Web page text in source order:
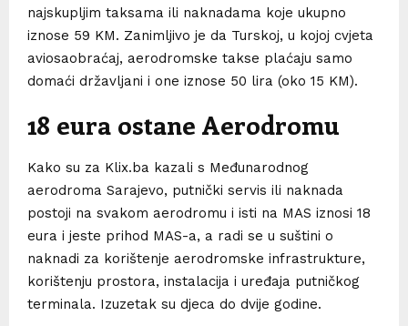
najskupljim taksama ili naknadama koje ukupno
iznose 59 KM. Zanimljivo je da Turskoj, u kojoj cvjeta
aviosaobraćaj, aerodromske takse plaćaju samo
domaći državljani i one iznose 50 lira (oko 15 KM).
18 eura ostane Aerodromu
Kako su za Klix.ba kazali s Međunarodnog
aerodroma Sarajevo, putnički servis ili naknada
postoji na svakom aerodromu i isti na MAS iznosi 18
eura i jeste prihod MAS-a, a radi se u suštini o
naknadi za korištenje aerodromske infrastrukture,
korištenju prostora, instalacija i uređaja putničkog
terminala. Izuzetak su djeca do dvije godine.